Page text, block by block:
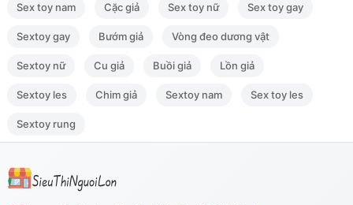
Update gần nhất lúc 02:00:11 06/08/2026
Sex toy nam Cặc giả Sex toy nữ Sex toy gay
Sextoy gay Bướm giả Vòng đeo dương vật
Sextoy nữ Cu giả Buồi giả Lồn giả
Sextoy les Chim giả Sextoy nam Sex toy les
Sextoy rung